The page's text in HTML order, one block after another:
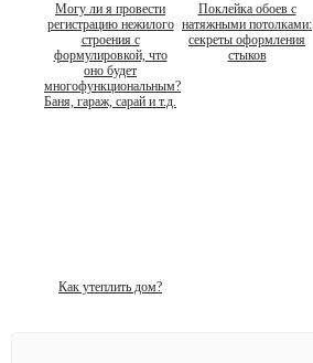
Могу ли я провести
регистрацию нежилого
строения с
формулировкой, что
оно будет
многофункциональным?
Баня, гараж, сарай и т.д.
Поклейка обоев с
натяжными потолками:
секреты оформления
стыков
Как утеплить дом?